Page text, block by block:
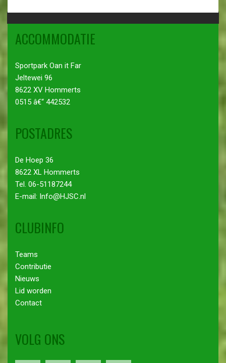
ACCOMMODATIE
Sportpark Oan it Far
Jeltewei 96
8622 XV Hommerts
0515 â€“ 442532
POSTADRES
De Hoep 36
8622 XL Hommerts
Tel. 06-51187244
E-mail: Info@HJSC.nl
CLUBINFO
Teams
Contributie
Nieuws
Lid worden
Contact
VOLG ONS